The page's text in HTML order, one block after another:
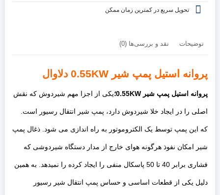
تحویل سریع در کمترین زمان ممکن
توضیحات نقد و بررسی‌ها (0)
پروانه استیل پمپ شیر 0.55KW دلاوال
پروانه استیل پمپ شیر 0.55KW؛ یکی از اجزا مهم شیردوش که نقش
اصلی را در ایجاد خلا شیردوش دارد، پمپ شیر انتقال رسیور است.
که این پمپ توسط یک الکتروموتور به راه اندازی می شود. ذغال پمپ
شیر امکان نفوذ هرگونه هوای خارج از مدار دستگاه شیردوشی که
فشاری برابر 40 تا 50 پاسکال منفی را ایجاد کرده را نمیدهد. به همین
دلیل یکی از قطعات اساسی و حساس پمپ انتقال شیر رسیور